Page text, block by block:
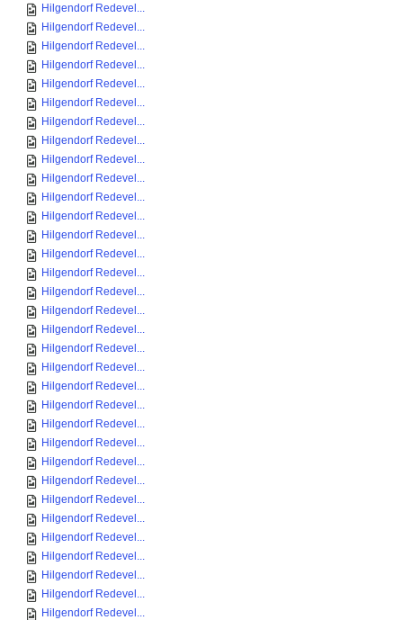
Hilgendorf Redevel...
Hilgendorf Redevel...
Hilgendorf Redevel...
Hilgendorf Redevel...
Hilgendorf Redevel...
Hilgendorf Redevel...
Hilgendorf Redevel...
Hilgendorf Redevel...
Hilgendorf Redevel...
Hilgendorf Redevel...
Hilgendorf Redevel...
Hilgendorf Redevel...
Hilgendorf Redevel...
Hilgendorf Redevel...
Hilgendorf Redevel...
Hilgendorf Redevel...
Hilgendorf Redevel...
Hilgendorf Redevel...
Hilgendorf Redevel...
Hilgendorf Redevel...
Hilgendorf Redevel...
Hilgendorf Redevel...
Hilgendorf Redevel...
Hilgendorf Redevel...
Hilgendorf Redevel...
Hilgendorf Redevel...
Hilgendorf Redevel...
Hilgendorf Redevel...
Hilgendorf Redevel...
Hilgendorf Redevel...
Hilgendorf Redevel...
Hilgendorf Redevel...
Hilgendorf Redevel...